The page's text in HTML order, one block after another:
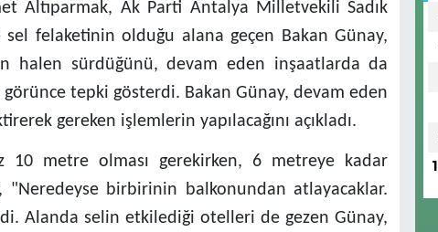
Altıparmak, Ak Parti Antalya Milletvekili Sadık
felaketinin olduğu alana geçen Bakan Günay,
halen sürdüğünü, devam eden inşaatlarda da
görünce tepki gösterdi. Bakan Günay, devam eden
gereken işlemlerin yapılacağını açıkladı.
10 metre olması gerekirken, 6 metreye kadar
birbirinin balkonundan atlayacaklar.
Alanda selin etkilediği otelleri de gezen Günay,